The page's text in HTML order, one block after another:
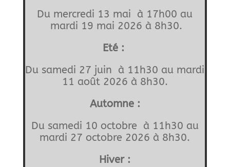
Du mercredi 13 mai à 17h00 au
mardi 19 mai 2026 à 8h30.
Eté :
Du samedi 27 juin à 11h30 au mardi
11 août 2026 à 8h30.
Automne :
Du samedi 10 octobre à 11h30 au
mardi 27 octobre 2026 à 8h30.
Hiver :